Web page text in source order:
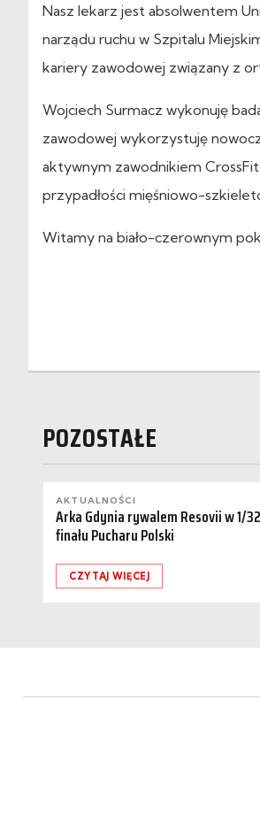
Nasz lekarz jest absolwentem
narządu ruchu w Szpitalu
kariery zawodowej związany z
Wojciech Surmacz wykonuję
zawodowej wykorzystuję
aktywnym zawodnikiem
przypadłości mięśniowo-
Witamy na biało-czerownym
POZOSTAŁE
AKTUALNOŚCI
Arka Gdynia rywalem Resovii w 1/32
finału Pucharu Polski
CZYTAJ WIĘCEJ